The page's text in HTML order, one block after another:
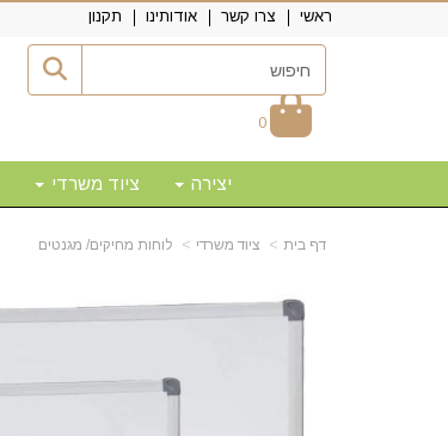
ראשי צרו קשר אודותינו תקנון
0
יצירה ציוד משרדי
דף בית ציוד משרדי לוחות מחיקים/ מגנטים